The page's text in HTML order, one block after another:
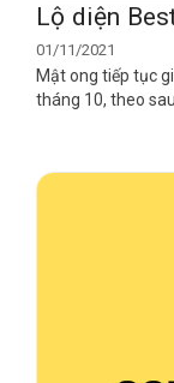
Lộ diện
01/11/2021
Mật ong tiếp tục
tháng 10, theo